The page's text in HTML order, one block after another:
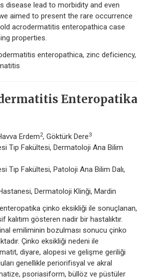
disease lead to morbidity and even
aimed to present the rare occurrence
acrodermatitis enteropathica case
properties.
enteropathica, zinc deficiency,
Enteropatika
Erdem2, Göktürk Dere3
Tıp Fakültesi, Dermatoloji Ana Bilim
Tıp Fakültesi, Patoloji Ana Bilim Dalı,
Dermatoloji Klinği, Mardin
çinko eksikliği ile sonuçlanan,
gösteren nadir bir hastalıktır.
emiliminin bozulması sonucu çinko
Çinko eksikliği nedeni ile
diyare, alopesi ve gelişme geriliği
genellikle periorifisyal ve akral
psoriasiform, büllöz ve püstüler